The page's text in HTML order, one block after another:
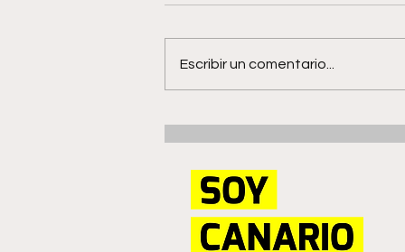
Escribir un comentario...